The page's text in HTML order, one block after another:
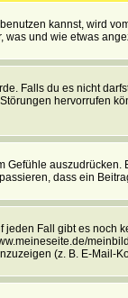
kannst, wird
und wie etwas
Falls du es nicht
hervorrufen
dass ein
jeden Fall gibt es
(z. B. E-Mail-